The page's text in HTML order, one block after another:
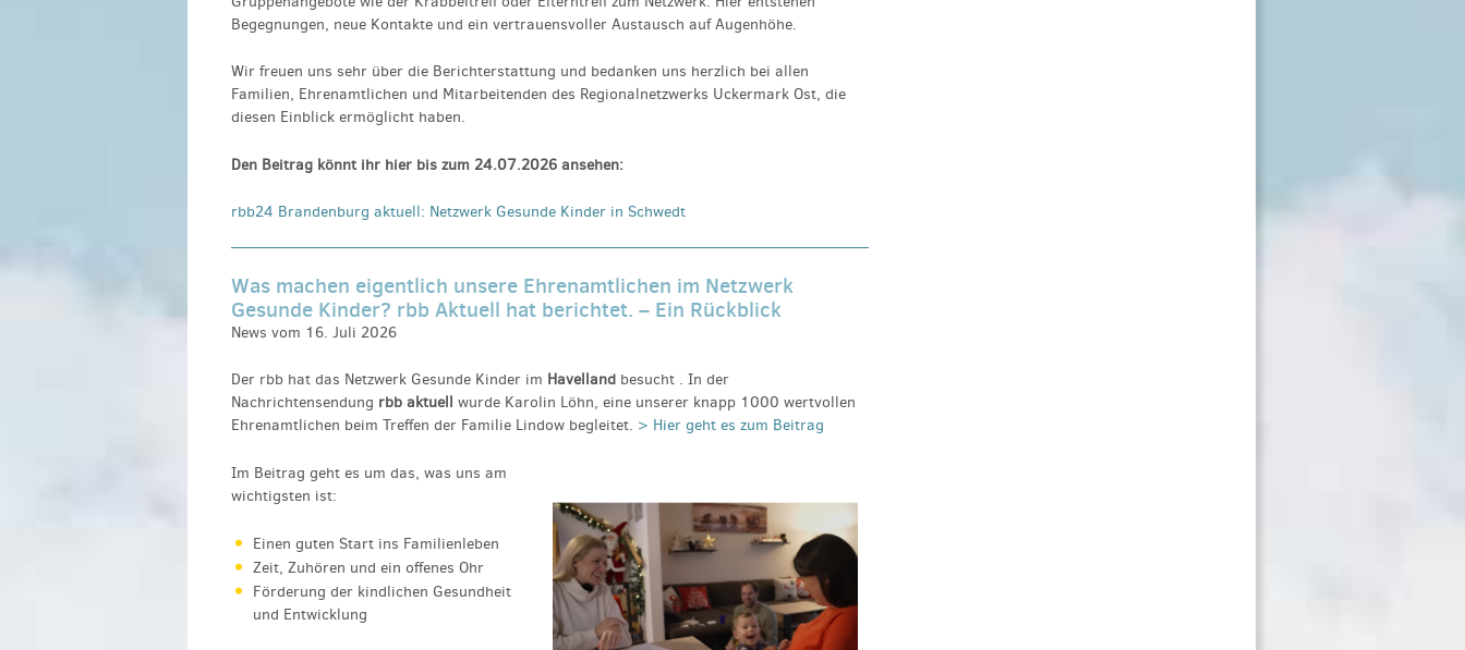
Begegnungen, neue Kontakte und ein vertrauensvoller Austausch auf Augenhöhe.
Wir freuen uns sehr über die Berichterstattung und bedanken uns herzlich bei allen
Familien, Ehrenamtlichen und Mitarbeitenden des Regionalnetzwerks Uckermark Ost, die
diesen Einblick ermöglicht haben.
Den Beitrag könnt ihr hier bis zum 24.07.2026 ansehen:
rbb24 Brandenburg aktuell: Netzwerk Gesunde Kinder in Schwedt
Was machen eigentlich unsere Ehrenamtlichen im Netzwerk
Gesunde Kinder? rbb Aktuell hat berichtet. – Ein Rückblick
News vom 16. Juli 2026
Der rbb hat das Netzwerk Gesunde Kinder im Havelland besucht . In der
Nachrichtensendung rbb aktuell wurde Karolin Löhn, eine unserer knapp 1000 wertvollen
Ehrenamtlichen beim Treffen der Familie Lindow begleitet. > Hier geht es zum Beitrag
Im Beitrag geht es um das, was uns am
wichtigsten ist:
Einen guten Start ins Familienleben
Zeit, Zuhören und ein offenes Ohr
Förderung der kindlichen Gesundheit
und Entwicklung